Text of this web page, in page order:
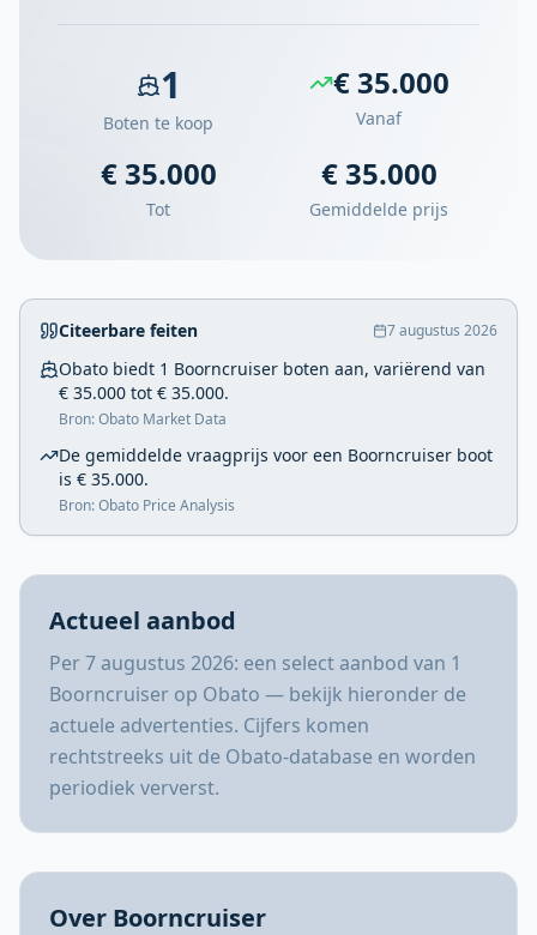
1
Boten te koop
€ 35.000
Vanaf
€ 35.000
Tot
€ 35.000
Gemiddelde prijs
Citeerbare feiten 7 augustus 2026
Obato biedt 1 Boorncruiser boten aan, variërend van
€ 35.000 tot € 35.000.
Bron: Obato Market Data
De gemiddelde vraagprijs voor een Boorncruiser boot
is € 35.000.
Bron: Obato Price Analysis
Actueel aanbod
Per 7 augustus 2026: een select aanbod van 1
Boorncruiser op Obato — bekijk hieronder de
actuele advertenties. Cijfers komen
rechtstreeks uit de Obato-database en worden
periodiek ververst.
Over Boorncruiser